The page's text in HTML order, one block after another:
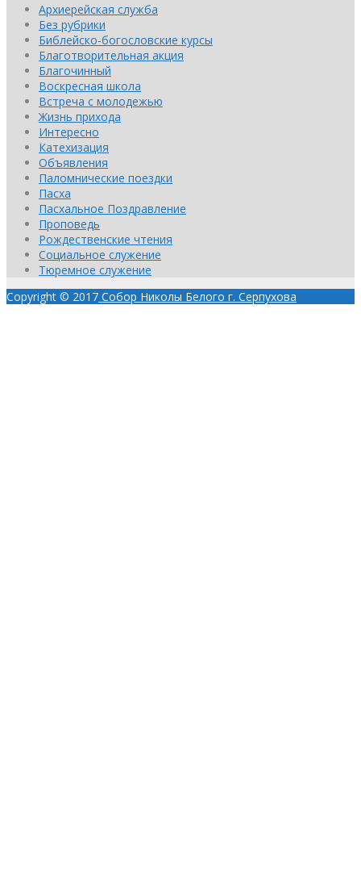
Архиерейская служба
Без рубрики
Библейско-богословские курсы
Благотворительная акция
Благочинный
Воскресная школа
Встреча с молодежью
Жизнь прихода
Интересно
Катехизация
Объявления
Паломнические поездки
Пасха
Пасхальное Поздравление
Проповедь
Рождественские чтения
Социальное служение
Тюремное служение
Copyright © 2017 Собор Николы Белого г. Серпухова